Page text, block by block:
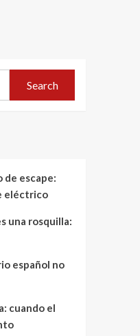
Search
de escape:
eléctrico
una rosquilla:
español no
cuando el